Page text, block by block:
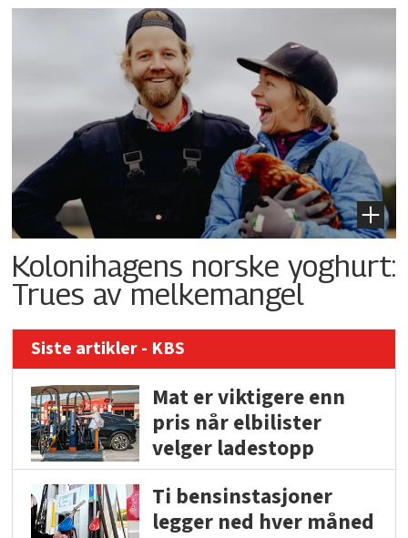
Kolonihagens norske yoghurt:
Trues av melkemangel
Siste artikler - KBS
Mat er viktigere enn
pris når elbilister
velger ladestopp
Ti bensinstasjoner
legger ned hver måned